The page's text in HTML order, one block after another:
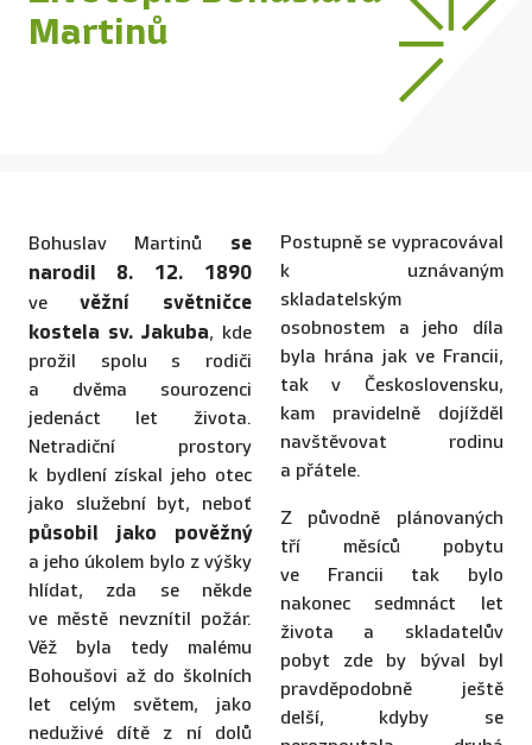
Martinů
Bohuslav Martinů se
narodil 8. 12. 1890
vevěžní světničce
kostela sv. Jakuba, kde
prožil spolu s rodiči
a dvěma sourozenci
jedenáct let života.
Netradiční prostory
k bydlení získal jeho otec
jako služební byt, neboť
působil jako pověžný
a jeho úkolem bylo z výšky
hlídat, zda se někde
ve městě nevznítil požár.
Věž byla tedy malému
Bohoušovi až do školních
let celým světem, jako
neduživé dítě z ní dolů
Postupně se vypracovával
k uznávaným
skladatelským
osobnostem a jeho díla
byla hrána jak ve Francii,
tak v Československu,
kam pravidelně dojížděl
navštěvovat rodinu
a přátele.
Z původně plánovaných
tří měsíců pobytu
ve Francii tak bylo
nakonec sedmnáct let
života a skladatelův
pobyt zde by býval byl
pravděpodobně ještě
delší, kdyby se